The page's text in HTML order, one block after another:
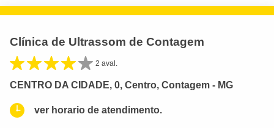
Clínica de Ultrassom de Contagem
2 aval.
CENTRO DA CIDADE, 0, Centro, Contagem - MG
ver horario de atendimento.